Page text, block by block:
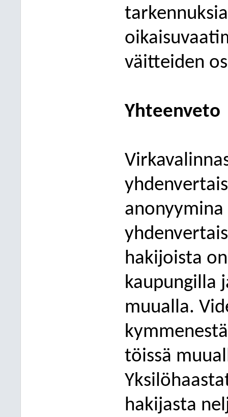
väitteiden
Yhteenveto
hakijoista
kaupungilla
muualla.
töissä
hakijasta